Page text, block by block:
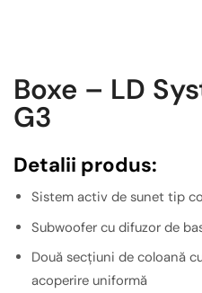
Boxe – LD
G3
Detalii produs:
Sistem activ de sunet tip
Subwoofer cu difuzor de
Două secțiuni de coloană
acoperire uniformă